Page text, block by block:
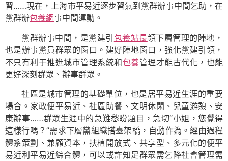
習……現在，上海市平易近逐步習氣到黨群辦事中間乞助，在
黨群辦包養網事中間運動。
黨群辦事中間，是黨建引包養站長領下層管理的陣地，
也是辦事黨員群眾的窗口。建好陣地窗口，強化黨建引領，
不只有利于推進城市管理系統和包養管理才能古代化，也能
更好深刻群眾、辦事群眾。
社區是城市管理的基礎單位，也是居平易近生涯的重要
場合。家政便平易近、社區助餐、文明休閑、兒童游憩、安
康辦事……群眾生涯中的急難愁盼題目，急切“小姐，您覺得
這樣行嗎？”需求下層黨組織搭臺架橋，自動作為。經由過程
體系策劃、兼顧資本，扶植開放式、共享型、多元化的便平
易近利平易近綜合體，可以或許知足群眾需乞降社會管理需